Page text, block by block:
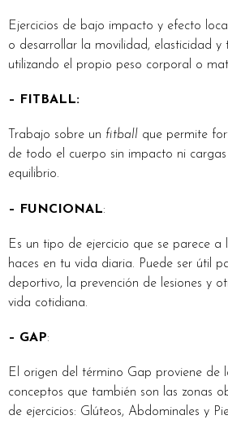
Ejercicios de bajo impacto y efecto
o desarrollar la movilidad, elasticidad y
utilizando el propio peso corporal o
– FITBALL:
Trabajo sobre un fitball que permite
de todo el cuerpo sin impacto ni
equilibrio.
– FUNCIONAL:
Es un tipo de ejercicio que se parece a
haces en tu vida diaria. Puede ser útil
deportivo, la prevención de lesiones y
vida cotidiana.
– GAP:
El origen del término Gap proviene de
conceptos que también son las zonas
de ejercicios: Glúteos, Abdominales y